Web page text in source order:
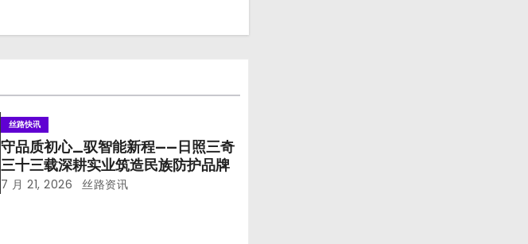
丝路快讯
守品质初心_驭智能新程——日照三奇
三十三载深耕实业筑造民族防护品牌
7 月 21, 2026 丝路资讯